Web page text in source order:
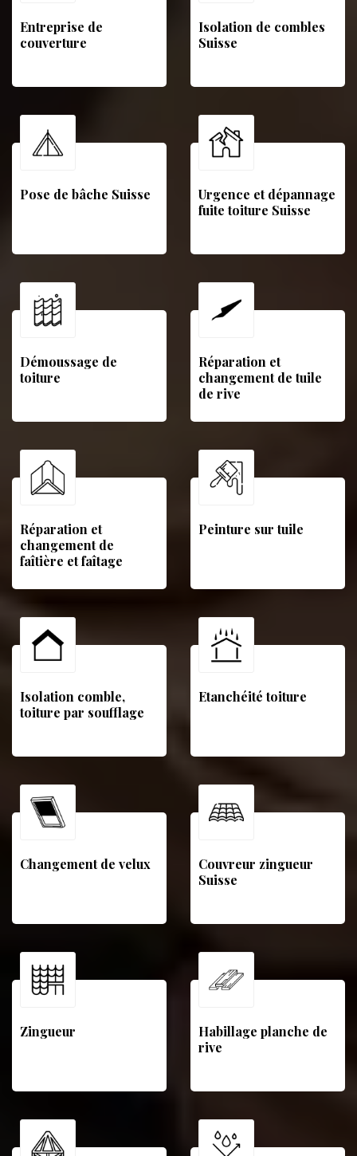
Entreprise de
couverture
Isolation de combles
Suisse
Pose de bâche Suisse
Urgence et dépannage
fuite toiture Suisse
Démoussage de
toiture
Réparation et
changement de tuile
de rive
Réparation et
changement de
faîtière et faîtage
Peinture sur tuile
Isolation comble,
toiture par soufflage
Etanchéité toiture
Changement de velux
Couvreur zingueur
Suisse
Zingueur
Habillage planche de
rive